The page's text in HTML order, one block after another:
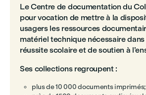
Le Centre de documentation du
pour vocation de mettre à la
usagers les ressources
matériel technique nécessaire
réussite scolaire et de soutien à
Ses collections regroupent :
plus de 10 000 documents imprimés;